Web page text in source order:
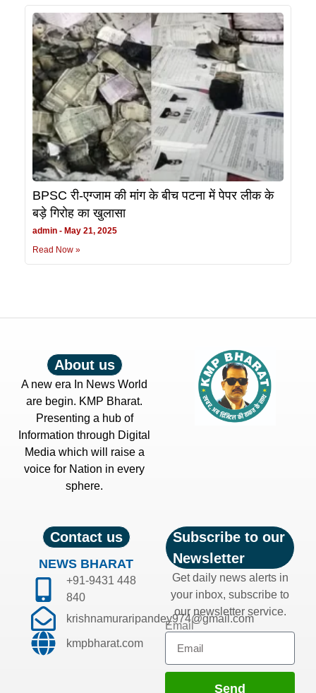
BPSC री-एग्जाम की मांग के बीच पटना में पेपर लीक के
बड़े गिरोह का खुलासा
admin
May 21, 2025
Read Now »
About us
A new era In News World
are begin. KMP Bharat.
Presenting a hub of
Information through Digital
Media which will raise a
voice for Nation in every
sphere.
Contact us
NEWS BHARAT
+91-9431 448
840
krishnamuraripandey974@gmail.com
kmpbharat.com
Subscribe to our
Newsletter
Get daily news alerts in
your inbox, subscribe to
our newsletter service.
Email
Send